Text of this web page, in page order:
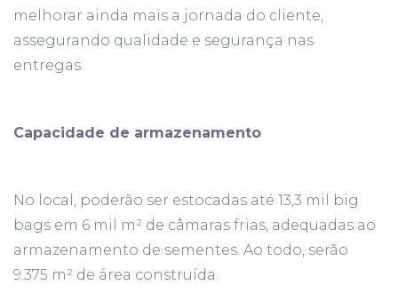
melhorar ainda mais a jornada do cliente,
assegurando qualidade e segurança nas
entregas.
Capacidade de armazenamento
No local, poderão ser estocadas até 13,3 mil big
bags em 6 mil m² de câmaras frias, adequadas ao
armazenamento de sementes. Ao todo, serão
9.375 m² de área construída.